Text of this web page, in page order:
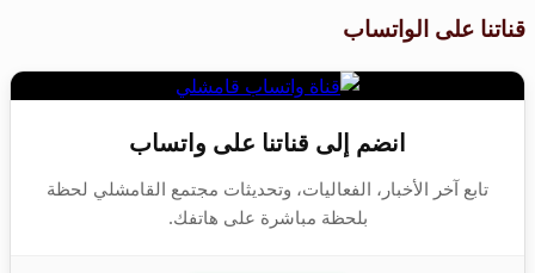
قناتنا على الواتساب
انضم إلى قناتنا على واتساب
تابع آخر الأخبار، الفعاليات، وتحديثات مجتمع القامشلي لحظة
بلحظة مباشرة على هاتفك.